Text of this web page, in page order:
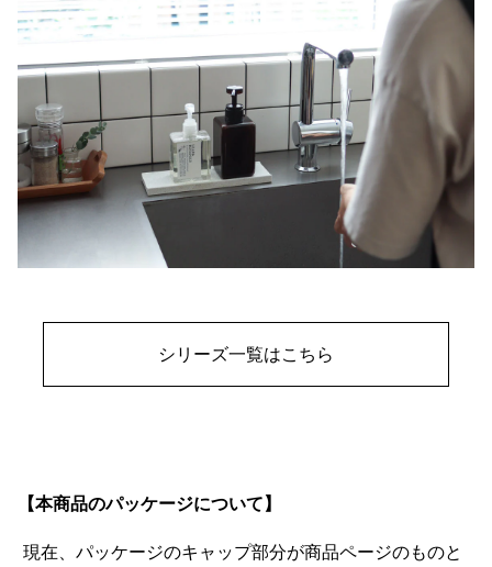
シリーズ一覧はこちら
【本商品のパッケージについて】
現在、パッケージのキャップ部分が商品ページのものと